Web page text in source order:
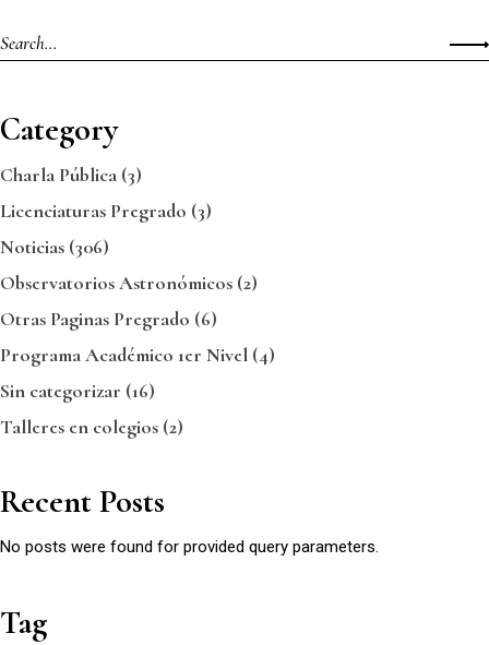
Category
Charla Pública (3)
Licenciaturas Pregrado (3)
Noticias (306)
Observatorios Astronómicos (2)
Otras Paginas Pregrado (6)
Programa Académico 1er Nivel (4)
Sin categorizar (16)
Talleres en colegios (2)
Recent Posts
No posts were found for provided query parameters.
Tag